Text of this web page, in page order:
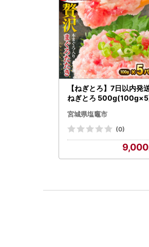
【ねぎとろ】7日以内発
ねぎとろ
宮城県塩竈市
(0)
9,000